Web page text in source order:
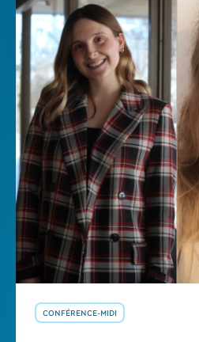
CONFÉRENCE-MIDI